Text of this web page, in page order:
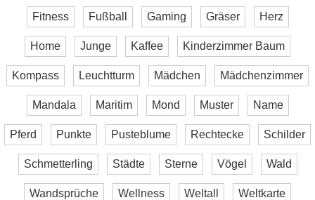
Fitness Fußball Gaming Gräser Herz
Home Junge Kaffee Kinderzimmer Baum
Kompass Leuchtturm Mädchen Mädchenzimmer
Mandala Maritim Mond Muster Name
Pferd Punkte Pusteblume Rechtecke Schilder
Schmetterling Städte Sterne Vögel Wald
Wandsprüche Wellness Weltall Weltkarte